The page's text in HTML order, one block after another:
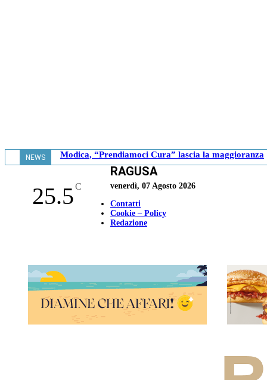
NEWS Modica, “Prendiamoci Cura” lascia la maggioranza
25.5C
RAGUSA
venerdì, 07 Agosto 2026
Contatti
Cookie – Policy
Redazione